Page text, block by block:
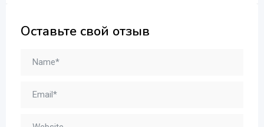
Оставьте свой отзыв